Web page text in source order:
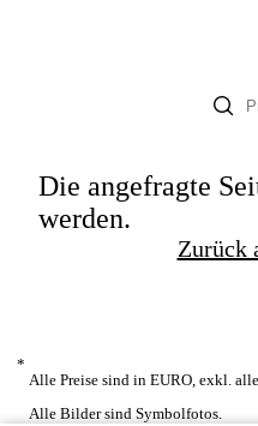
Die angefragte
werden.
Zurück
*
Alle Preise sind in EURO, exkl.
Alle Bilder sind Symbolfotos.